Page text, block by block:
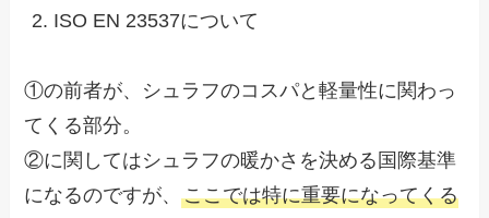
ISO EN 23537について
①の前者が、シュラフのコスパと軽量性に関わっ
てくる部分。
②に関してはシュラフの暖かさを決める国際基準
になるのですが、ここでは特に重要になってくる